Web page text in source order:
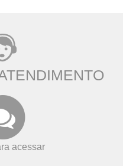
acessar